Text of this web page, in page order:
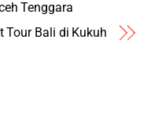
Tenggara
Tour Bali di Kukuh